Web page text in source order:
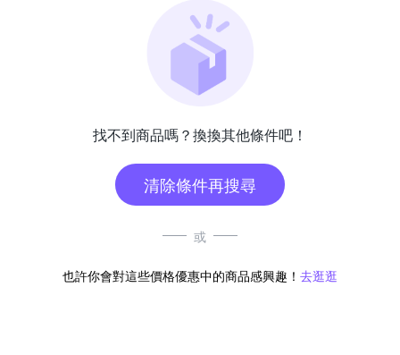
找不到商品嗎？換換其他條件吧！
清除條件再搜尋
或
也許你會對這些價格優惠中的商品感興趣！ 去逛逛